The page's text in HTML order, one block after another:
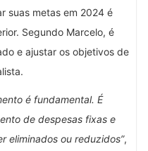
suas metas em 2024 é
Segundo Marcelo, é
e ajustar os objetivos de
é fundamental. É
de despesas fixas e
eliminados ou reduzidos”,